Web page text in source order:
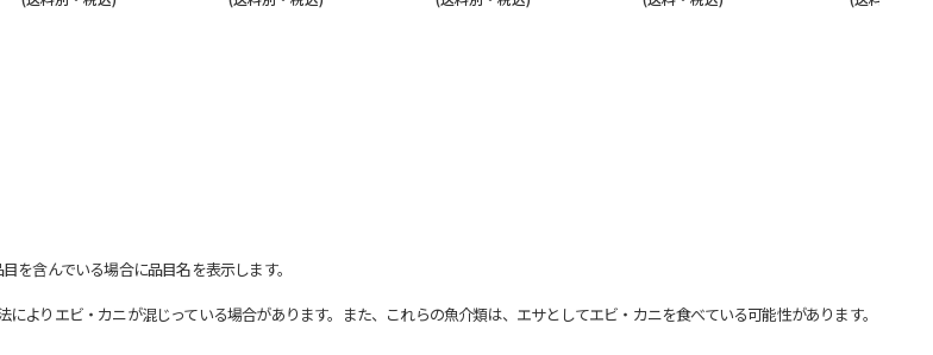
を含んでいる場合に品目名を表示します。
りエビ・カニが混じっている場合があります。また、これらの魚介類は、エサとしてエビ・カニを食べている可能性があります。